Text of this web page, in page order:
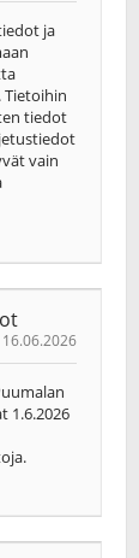
ja
Tietoihin
tiedot
vain
16.06.2026
1.6.2026